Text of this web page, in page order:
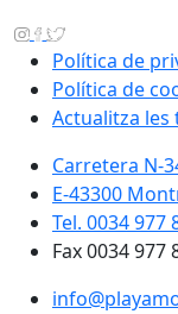
Política de
Política de
Actualitza les
Carretera N-
E-43300
Tel. 0034 977
Fax 0034 977